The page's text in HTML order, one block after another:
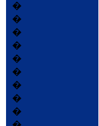
�
�
�
�
�
�
�
�
�